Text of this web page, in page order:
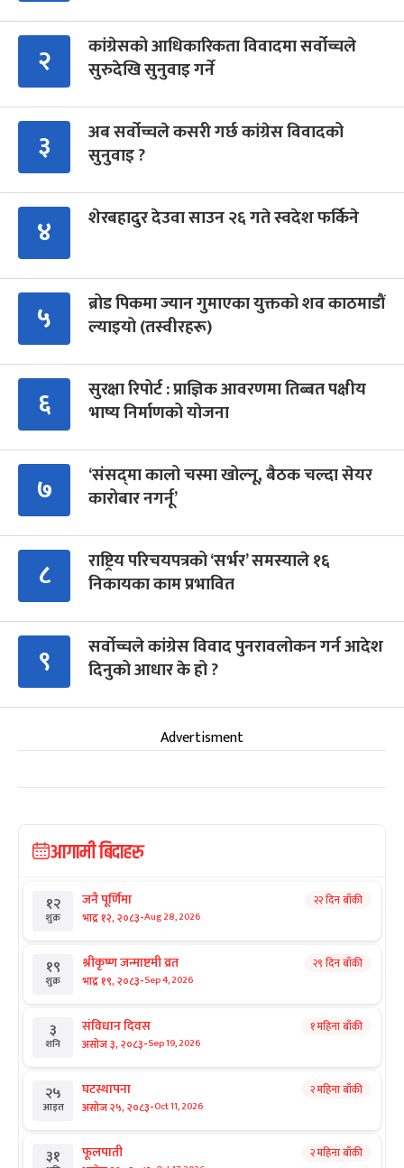
२
कांग्रेसको आधिकारिकता विवादमा सर्वोच्चले
सुरुदेखि सुनुवाइ गर्ने
३
अब सर्वोच्चले कसरी गर्छ कांग्रेस विवादको
सुनुवाइ ?
४ शेरबहादुर देउवा साउन २६ गते स्वदेश फर्किने
५
ब्रोड पिकमा ज्यान गुमाएका युक्तको शव काठमाडौं
ल्याइयो (तस्वीरहरू)
६
सुरक्षा रिपोर्ट : प्राज्ञिक आवरणमा तिब्बत पक्षीय
भाष्य निर्माणको योजना
७
‘संसद्‍मा कालो चस्मा खोल्नू, बैठक चल्दा सेयर
कारोबार नगर्नू’
८
राष्ट्रिय परिचयपत्रको ‘सर्भर’ समस्याले १६
निकायका काम प्रभावित
९
सर्वोच्चले कांग्रेस विवाद पुनरावलोकन गर्न आदेश
दिनुको आधार के हो ?
Advertisment
आगामी बिदाहरु
१२
शुक्र
जनै पूर्णिमा
भाद्र १२, २०८३-Aug 28, 2026
२२ दिन बाँकी
१९
शुक्र
श्रीकृष्ण जन्माष्टमी व्रत
भाद्र १९, २०८३-Sep 4, 2026
२९ दिन बाँकी
३
शनि
संविधान दिवस
असोज ३, २०८३-Sep 19, 2026
१ महिना बाँकी
२५
आइत
घटस्थापना
असोज २५, २०८३-Oct 11, 2026
२ महिना बाँकी
३१ फूलपाती २ महिना बाँकी